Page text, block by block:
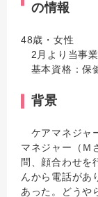
の情報
48歳・女性
2月より当事業
基本資格：保
背景
ケアマネジャ
マネジャー（Ｍ
問、顔合わせを
んから電話があ
あった。どうや